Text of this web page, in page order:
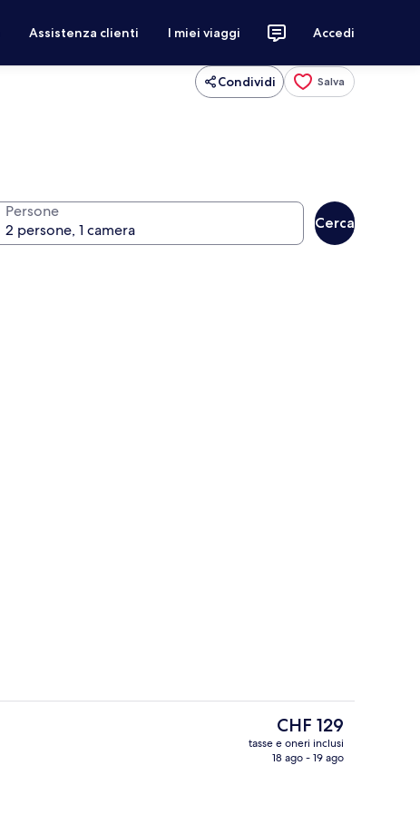
Assistenza clienti I miei viaggi Accedi
Condividi Salva
Persone
Cerca
3 ristoranti; aperti a colazione, a
Il
prezzo
attuale
CHF 129
tasse e oneri inclusi
18 ago - 19 ago